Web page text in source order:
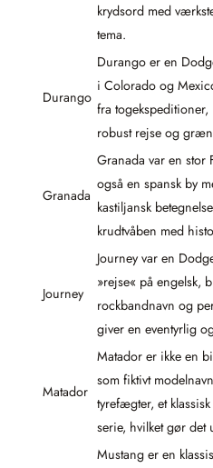
krydsord med
tema.
Durango
Durango er en
i Colorado og
fra togekspeditioner,
robust rejse og
Granada
Granada var en stor
også en spansk by
kastiljansk
krudtvåben med
Journey
Journey var en
»rejse« på engelsk,
rockbandnavn og
giver en eventyrlig
Matador
Matador er ikke en
som fiktivt
tyrefægter, et
serie, hvilket gør
Mustang er en